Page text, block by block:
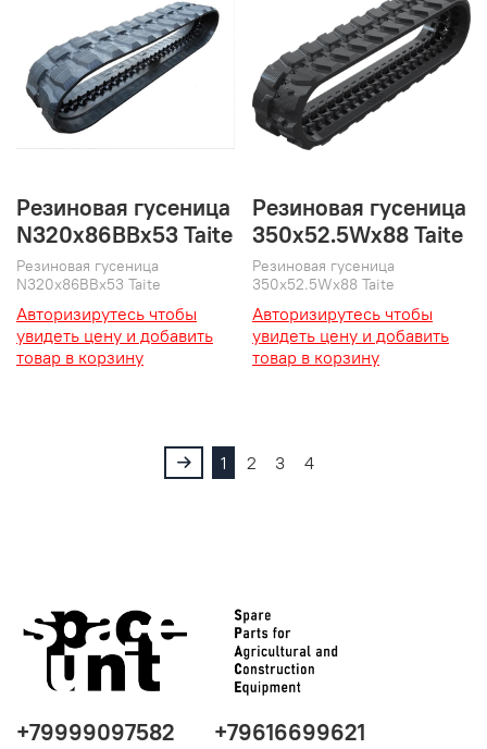
Резиновая гусеница
N320x86BBx53 Taite
Резиновая гусеница
N320x86BBx53 Taite
Авторизирутесь чтобы
увидеть цену и добавить
товар в корзину
Резиновая гусеница
350x52.5Wx88 Taite
Резиновая гусеница
350x52.5Wx88 Taite
Авторизирутесь чтобы
увидеть цену и добавить
товар в корзину
1 2 3 4
+79999097582 +79616699621